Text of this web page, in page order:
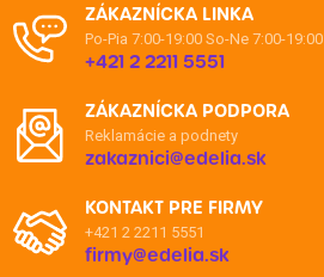
ZÁKAZNÍCKA LINKA
Po-Pia 7:00-19:00 So-Ne 7:00-19:00
+421 2 2211 5551
ZÁKAZNÍCKA PODPORA
Reklamácie a podnety
zakaznici@edelia.sk
KONTAKT PRE FIRMY
+421 2 2211 5551
firmy@edelia.sk